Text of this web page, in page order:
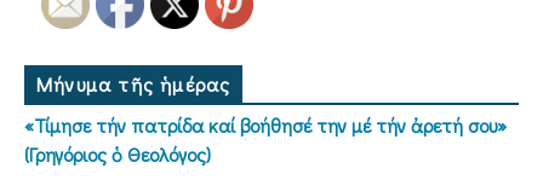
Μήνυμα τῆς ἡμέρας
«Τίμησε τήν πατρίδα καί βοήθησέ την μέ τήν ἀρετή σου»
(Γρηγόριος ὁ Θεολόγος)